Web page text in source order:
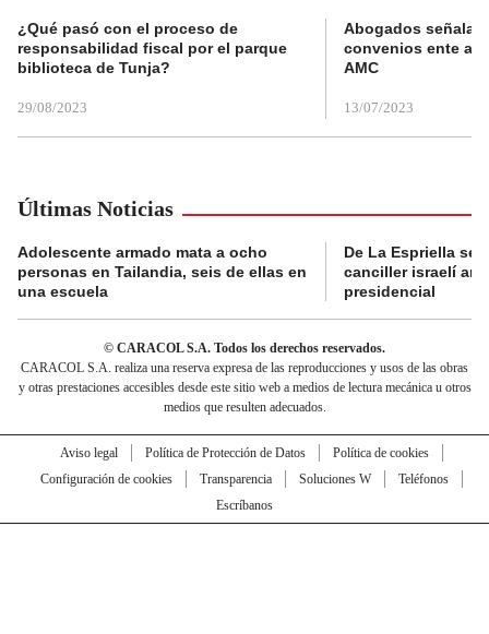
¿Qué pasó con el proceso de
responsabilidad fiscal por el parque
biblioteca de Tunja?
29/08/2023
Abogados
convenios ente
AMC
13/07/2023
Últimas Noticias
Adolescente armado mata a ocho
personas en Tailandia, seis de ellas en
una escuela
De La Espriella se
canciller israelí
presidencial
© CARACOL S.A. Todos los derechos reservados.
CARACOL S.A. realiza una reserva expresa de las reproducciones y usos de las obras
y otras prestaciones accesibles desde este sitio web a medios de lectura mecánica u otros
medios que resulten adecuados.
Aviso legal Política de Protección de Datos
Política de cookies
Configuración de cookies
Transparencia Soluciones W
Teléfonos
Escríbanos